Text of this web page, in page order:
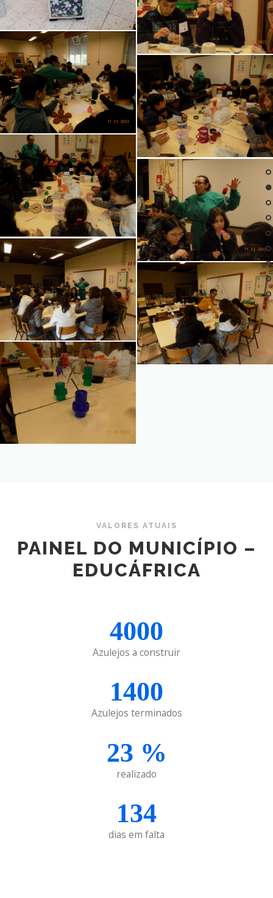
VALORES ATUAIS
PAINEL DO MUNICÍPIO –
EDUCÁFRICA
4000
Azulejos a construir
1400
Azulejos terminados
23 %
realizado
134
dias em falta